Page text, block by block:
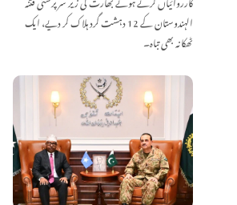
الہندوستان کے 12 دہشت گرد ہلاک کر دیے، ایک
ٹھکانہ بھی تباہ۔